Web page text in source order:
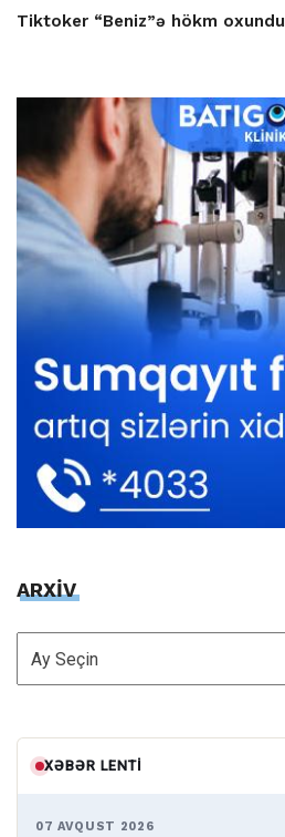
Tiktoker “Beniz”ə hökm oxundu
ARXİV
ARXİV
XƏBƏR LENTI
07 AVQUST 2026